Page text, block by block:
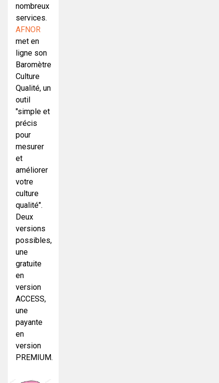
nombreux
services.
AFNOR
met en
ligne son
Baromètre
Culture
Qualité, un
outil
"simple et
précis
pour
mesurer
et
améliorer
votre
culture
qualité".
Deux
versions
possibles,
une
gratuite
en
version
ACCESS,
une
payante
en
version
PREMIUM.